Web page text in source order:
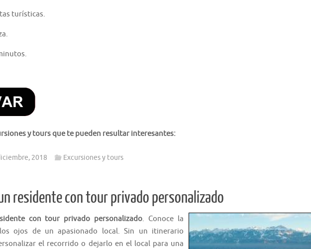
turísticas.
y tours que te pueden resultar interesantes:
2018 Excursiones y tours
residente con tour privado personalizado
con tour privado personalizado. Conoce la
ojos de un apasionado local. Sin un itinerario
el recorrido o dejarlo en el local para una